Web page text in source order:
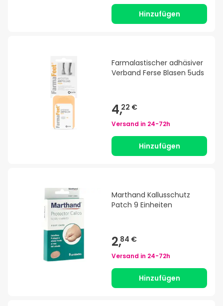
Hinzufügen
Farmalastischer adhäsiver
Verband Ferse Blasen 5uds
4,22 €
Versand in 24-72h
Hinzufügen
Marthand Kallusschutz
Patch 9 Einheiten
2,84 €
Versand in 24-72h
Hinzufügen